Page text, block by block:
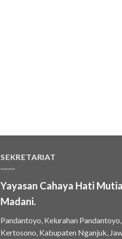
SEKRETARIAT
Yayasan Cahaya Hati
Madani.
Pandantoyo, Kelurahan
Kertosono, Kabupaten Nganjuk,